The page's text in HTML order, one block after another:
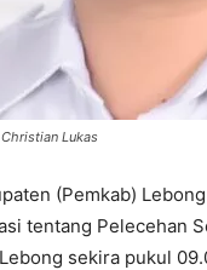
Lukas
(Pemkab)
tentang Pelecehan
sekira pukul